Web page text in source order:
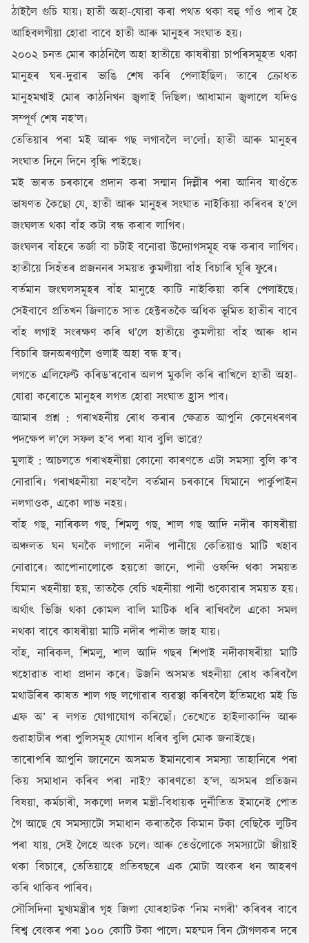
ঠাইলৈ গুচি যায়৷ হাতী অহা-যোৱা কৰা পথত থকা বহু গাঁও পাৰ হৈ
আহিবলগীয়া হোৱা বাবে হাতী আৰু মানুহৰ সংঘাত হয়৷
২০০২ চনত মোৰ কাঠনিলৈ অহা হাতীয়ে কাষৰীয়া চাপৰিসমূহত থকা
মানুহৰ ঘৰ-দুৱাৰ ভাঙি শেষ কৰি পেলাইছিল৷ তাৰে ক্ৰোধত
মানুহমখাই মোৰ কাঠনিখন জ্বলাই দিছিল৷ আধামান জ্বলালে যদিও
সম্পূৰ্ণ শেষ নহ’ল৷
তেতিয়াৰ পৰা মই আৰু গছ লগাবলৈ ল’লোঁ৷ হাতী আৰু মানুহৰ
সংঘাত দিনে দিনে বৃদ্ধি পাইছে৷
মই ভাৰত চৰকাৰে প্ৰদান কৰা সন্মান দিল্লীৰ পৰা আনিব যাওঁতে
ভাষণত কৈছো যে, হাতী আৰু মানুহৰ সংঘাত নাইকিয়া কৰিবৰ হ’লে
জংঘলত থকা বাঁহ কটা বন্ধ কৰাব লাগিব৷
জংঘলৰ বাঁহৰে তৰ্জা বা চটাই বনোৱা উদ্যোগসমূহ বন্ধ কৰাব লাগিব৷
হাতীয়ে সিহঁতৰ প্ৰজননৰ সময়ত কুমলীয়া বাঁহ বিচাৰি ঘূৰি ফুৰে৷
বৰ্তমান জংঘলসমূহৰ বাঁহ মানুহে কাটি নাইকিয়া কৰি পেলাইছে৷
সেইবাবে প্ৰতিখন জিলাতে সাত হেক্টৰতকৈ অধিক ভূমিত হাতীৰ বাবে
বাঁহ লগাই সংৰক্ষণ কৰি থ’লে হাতীয়ে কুমলীয়া বাঁহ আৰু ধান
বিচাৰি জনঅৰণ্যলৈ ওলাই অহা বন্ধ হ’ব৷
লগতে এলিফেণ্ট কৰিড’ৰবোৰ অলপ মুকলি কৰি ৰাখিলে হাতী অহা-
যোৱা কৰোতে মানুহৰ লগত হোৱা সংঘাত হ্ৰাস পাব৷
আমাৰ প্ৰশ্ন : গৰাখহনীয় ৰোধ কৰাৰ ক্ষেত্ৰত আপুনি কেনেধৰণৰ
পদক্ষেপ ল’লে সফল হ’ব পৰা যাব বুলি ভাৱে?
মুলাই : আচলতে গৰাখহনীয়া কোনো কাৰণতে এটা সমস্যা বুলি ক’ব
নোৱাৰি৷ গৰাখহনীয়া নহ’বলৈ বৰ্তমান চৰকাৰে যিমানে পাৰ্কুপাইন
নলগাওক, একো লাভ নহয়৷
বাঁহ গছ, নাৰিকল গছ, শিমলু গছ, শাল গছ আদি নদীৰ কাষৰীয়া
অঞ্চলত ঘন ঘনকৈ লগালে নদীৰ পানীয়ে কেতিয়াও মাটি খহাব
নোৱাৰে৷ আপোনালোকে হয়তো জানে, পানী ওফন্দি থকা সময়ত
যিমান খহনীয়া হয়, তাতকৈ বেচি খহনীয়া পানী শুকোৱাৰ সময়ত হয়৷
অৰ্থাৎ ভিজি থকা কোমল বালি মাটিক ধৰি ৰাখিবলৈ একো সমল
নথকা বাবে কাষৰীয়া মাটি নদীৰ পানীত জাহ যায়৷
বাঁহ, নাৰিকল, শিমলু, শাল আদি গছৰ শিপাই নদীকাষৰীয়া মাটি
খহোৱাত বাধা প্ৰদান কৰে৷ উজনি অসমত খহনীয়া ৰোধ কৰিবলৈ
মথাউৰিৰ কাষত শাল গছ লগোৱাৰ ব্যৱস্থা কৰিবলৈ ইতিমধ্যে মই ডি
এফ অ’ ৰ লগত যোগাযোগ কৰিছোঁ৷ তেখেতে হাইলাকান্দি আৰু
গুৱাহাটীৰ পৰা পুলিসমূহ যোগান ধৰিব বুলি মোক জনাইছে৷
তাৰোপৰি আপুনি জানেনে অসমত ইমানবোৰ সমস্যা তাহানিৰে পৰা
কিয় সমাধান কৰিব পৰা নাই? কাৰণতো হ’ল, অসমৰ প্ৰতিজন
বিষয়া, কৰ্মচাৰী, সকলো দলৰ মন্ত্ৰী-বিধায়ক দুৰ্নীতিত ইমানেই পোত
গৈ আছে যে সমস্যাটো সমাধান কৰাতকৈ কিমান টকা বেছিকৈ লুটিব
পৰা যায়, সেই লৈহে অংক চলে৷ আৰু তেওঁলোকে সমস্যাটো জীয়াই
থকা বিচাৰে, তেতিয়াহে প্ৰতিবছৰে এক মোটা অংকৰ ধন আহৰণ
কৰি থাকিব পাৰিব৷
সৌসিদিনা মুখ্যমন্ত্ৰীৰ গৃহ জিলা যোৰহাটক ‘নিম নগৰী’ কৰিবৰ বাবে
বিশ্ব বেংকৰ পৰা ১০০ কোটি টকা পালে৷ মহম্মদ বিন টোগলকৰ দৰে